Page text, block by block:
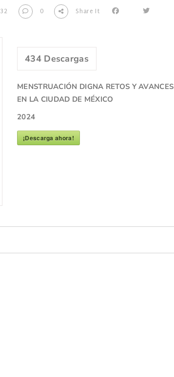
32 0 Share It
434Descargas
MENSTRUACIÓN DIGNA RETOS Y AVANCES
EN LA CIUDAD DE MÉXICO
2024
¡Descarga ahora!